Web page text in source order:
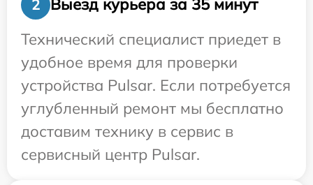
2
Выезд курьера за 35 минут
Технический специалист приедет в
удобное время для проверки
устройства Pulsar. Если потребуется
углубленный ремонт мы бесплатно
доставим технику в сервис в
сервисный центр Pulsar.